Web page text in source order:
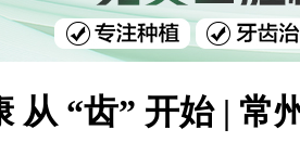
从 “齿” 开始 | 常